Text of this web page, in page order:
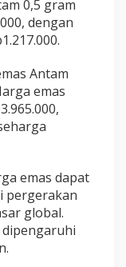
0,5 gram
dengan
Antam
emas
emas dapat
pergerakan
global.